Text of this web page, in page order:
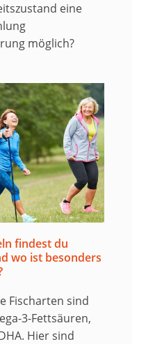
eine
möglich?
findest du
wo ist besonders
Fischarten sind
3-Fettsäuren,
Hier sind